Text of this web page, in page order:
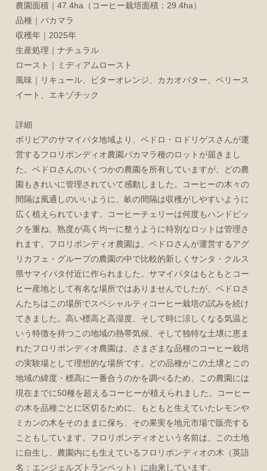
農園面積｜47.4ha（コーヒー栽培面積：29.4ha）
品種｜パカマラ
収穫年｜2025年
生産処理｜ナチュラル
ロースト｜ミディアムロースト
風味｜リキュール、ビターオレンジ、カカオバター、ベリース
イート、エキゾチック
詳細
ボリビアのサマイパタ地域より、ペドロ・ロドリゲスさんが運
営するフロリポンディオ農園パカマラ種のロットが届きまし
た。ペドロさんのいくつかの農園を所有していますが、どの農
園もきれいに管理されていて感動しました。コーヒーの木々の
間隔は風通しのいいように、畝の間隔は収穫がしやすいように
広く植えられています。コーヒーチェリーは何度もハンドピッ
クを重ね、熟度が高く均一に整うように特別なロットは管理さ
れます。フロリポンディオ農園は、ペドロさんが運営するアグ
リカフェ・グループの農園の中で比較的新しくサンタ・クルス
県サマイパタ付近に作られました。サマイパタはもともとコー
ヒー産地として有名な場所ではありませんでしたが、ペドロさ
んたちはこの場所でスペシャルティコーヒー栽培の試みを続け
てきました。高い標高と高湿度、そして時に涼しくなる気温と
いう特徴を持つこの地域の熱帯気候、そして独特な土壌に恵ま
れたフロリポンディオ農園は、さまざまな品種のコーヒー栽培
の実験場として理想的な場所です。どの品種がこの土壌とこの
地域の緯度・標高に一番合うのかを調べるため、この農園には
現在までに50種を超えるコーヒーが植えられました。コーヒー
の木を品種ごとに区切るために、もともと生えていたレモンや
ミカンの木をそのままに保ち、その果実を地元市場で販売する
こともしています。フロリポンディオという名前は、この土地
に自生し、農園内にも生えているフロリポンディオの木（英語
名：エンジェルズトランペット）に由来しています。